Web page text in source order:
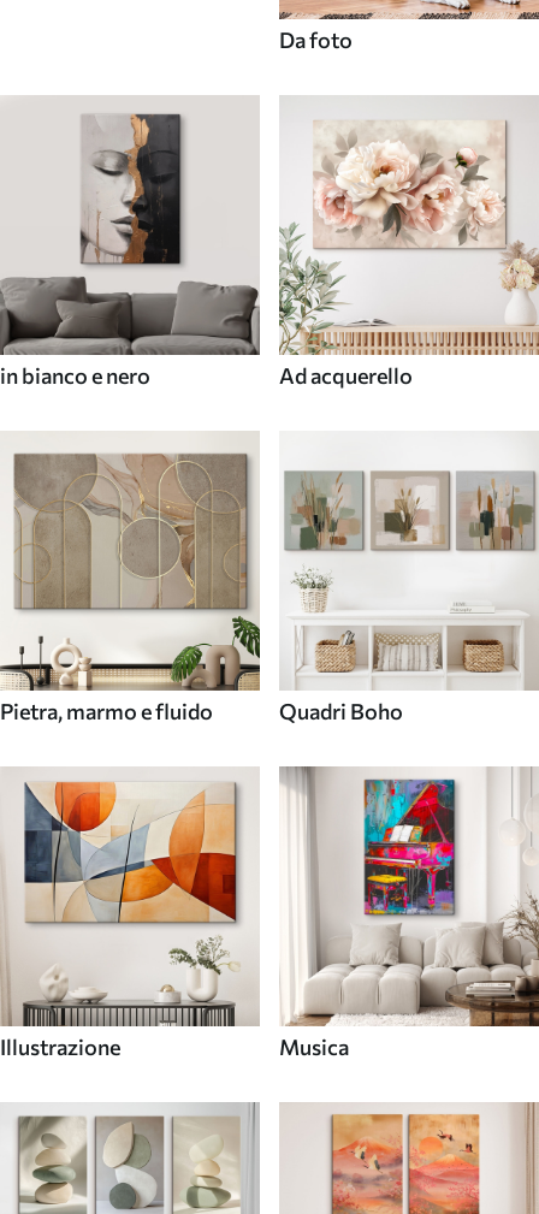
Da foto
in bianco e nero Ad acquerello
Pietra, marmo e fluido Quadri Boho
Illustrazione Musica